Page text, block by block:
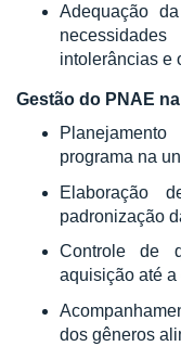
Adequação
intolerâncias e
Gestão do PNAE
programa na
Elaboração
padronização
Controle de
aquisição até
dos gêneros